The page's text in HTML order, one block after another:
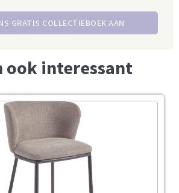
GRATIS COLLECTIEBOEK AAN
ook interessant